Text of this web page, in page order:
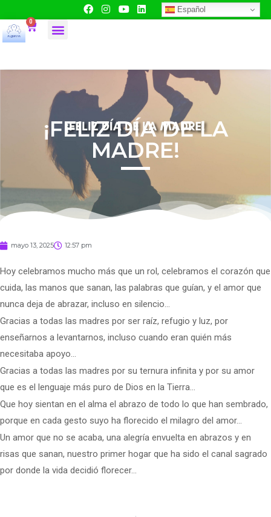
Español
0
¡FELIZ DÍA DE LA
MADRE!
mayo 13, 2025 12:57 pm
Hoy celebramos mucho más que un rol, celebramos el corazón que
cuida, las manos que sanan, las palabras que guían, y el amor que
nunca deja de abrazar, incluso en silencio…
Gracias a todas las madres por ser raíz, refugio y luz, por
enseñarnos a levantarnos, incluso cuando eran quién más
necesitaba apoyo…
Gracias a todas las madres por su ternura infinita y por su amor
que es el lenguaje más puro de Dios en la Tierra…
Que hoy sientan en el alma el abrazo de todo lo que han sembrado,
porque en cada gesto suyo ha florecido el milagro del amor…
Un amor que no se acaba, una alegría envuelta en abrazos y en
risas que sanan, nuestro primer hogar que ha sido el canal sagrado
por donde la vida decidió florecer…